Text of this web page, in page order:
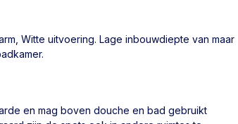
Witte uitvoering. Lage inbouwdiepte van maar
en mag boven douche en bad gebruikt